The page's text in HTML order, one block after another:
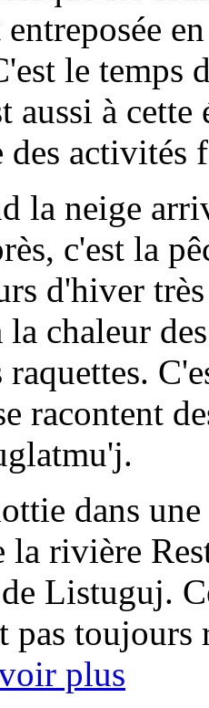
le temps
aussi à
des
la neige
c'est la
d'hiver
la chaleur
raquettes.
racontent
dans une
la rivière
Listuguj.
toujours
plus